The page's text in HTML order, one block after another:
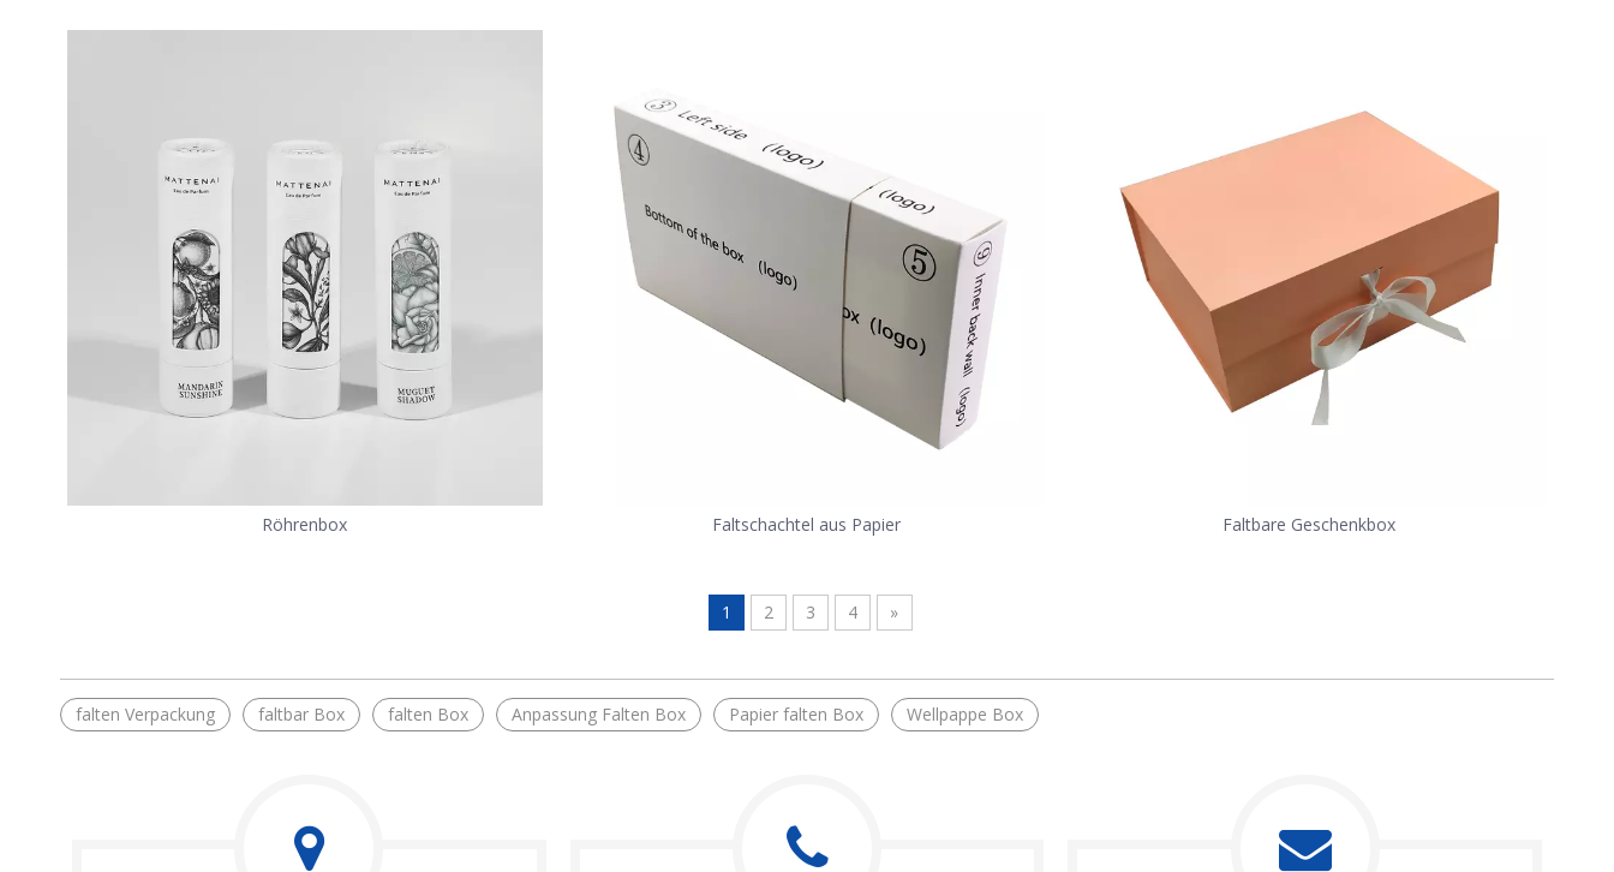
Röhrenbox Faltschachtel aus Papier Faltbare Geschenkbox
1 2 3 4 »
falten Verpackung faltbar Box falten Box Anpassung Falten Box Papier falten Box Wellpappe Box